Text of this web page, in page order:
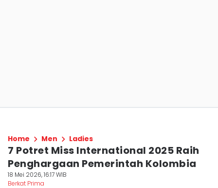
Home Men Ladies
7 Potret Miss International 2025 Raih
Penghargaan Pemerintah Kolombia
18 Mei 2026, 16:17 WIB
Berkat Prima